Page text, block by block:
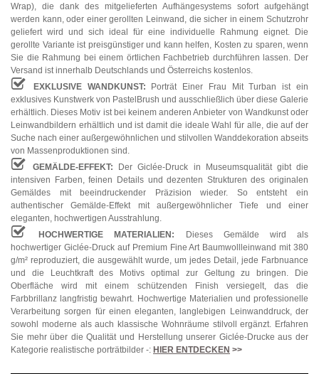
Wrap), die dank des mitgelieferten Aufhängesystems sofort aufgehängt
werden kann, oder einer gerollten Leinwand, die sicher in einem Schutzrohr
geliefert wird und sich ideal für eine individuelle Rahmung eignet. Die
gerollte Variante ist preisgünstiger und kann helfen, Kosten zu sparen, wenn
Sie die Rahmung bei einem örtlichen Fachbetrieb durchführen lassen. Der
Versand ist innerhalb Deutschlands und Österreichs kostenlos.
EXKLUSIVE WANDKUNST: Porträt Einer Frau Mit Turban ist ein
exklusives Kunstwerk von PastelBrush und ausschließlich über diese Galerie
erhältlich. Dieses Motiv ist bei keinem anderen Anbieter von Wandkunst oder
Leinwandbildern erhältlich und ist damit die ideale Wahl für alle, die auf der
Suche nach einer außergewöhnlichen und stilvollen Wanddekoration abseits
von Massenproduktionen sind.
GEMÄLDE-EFFEKT: Der Giclée-Druck in Museumsqualität gibt die
intensiven Farben, feinen Details und dezenten Strukturen des originalen
Gemäldes mit beeindruckender Präzision wieder. So entsteht ein
authentischer Gemälde-Effekt mit außergewöhnlicher Tiefe und einer
eleganten, hochwertigen Ausstrahlung.
HOCHWERTIGE MATERIALIEN: Dieses Gemälde wird als
hochwertiger Giclée-Druck auf Premium Fine Art Baumwollleinwand mit 380
g/m² reproduziert, die ausgewählt wurde, um jedes Detail, jede Farbnuance
und die Leuchtkraft des Motivs optimal zur Geltung zu bringen. Die
Oberfläche wird mit einem schützenden Finish versiegelt, das die
Farbbrillanz langfristig bewahrt. Hochwertige Materialien und professionelle
Verarbeitung sorgen für einen eleganten, langlebigen Leinwanddruck, der
sowohl moderne als auch klassische Wohnräume stilvoll ergänzt. Erfahren
Sie mehr über die Qualität und Herstellung unserer Giclée-Drucke aus der
Kategorie realistische porträtbilder -: HIER ENTDECKEN >>